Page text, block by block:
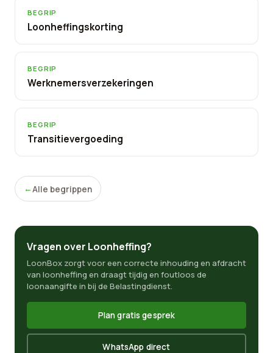
BEGRIP
Loonheffingskorting
BEGRIP
Werknemersverzekeringen
BEGRIP
Transitievergoeding
Alle begrippen
Vragen over Loonheffing?
LoonBox zorgt voor een correcte inhouding en afdracht
van loonheffing en draagt tijdig en foutloos de
loonaangifte in bij de Belastingdienst.
Plan gratis gesprek
WhatsApp direct